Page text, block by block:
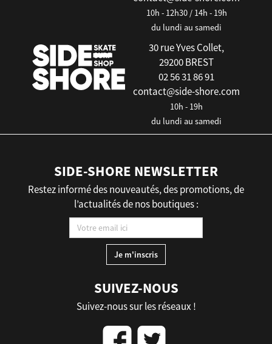
10h - 12h30 / 14h - 19h
du lundi au samedi
30 rue Yves Collet,
29200 BREST
02 56 31 86 91
contact@side-shore.com
10h - 19h
du lundi au samedi
SIDE-SHORE NEWSLETTER
Restez informé des nouveautés, des promotions, de
l’actualités de nos boutiques :
SUIVEZ-NOUS
Suivez-nous sur les réseaux !